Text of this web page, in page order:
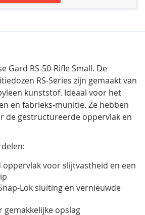
Gard RS-50-Rifle Small. De
RS-Series zijn gemaakt van
kunststof. Ideaal voor het
en fabrieks-munitie. Ze hebben
de gestructureerde oppervlak en
voor slijtvastheid en een
Lok sluiting en vernieuwde
gemakkelijke opslag